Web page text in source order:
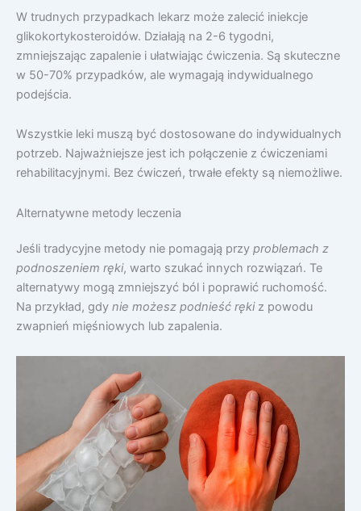
W trudnych przypadkach lekarz może zalecić iniekcje
glikokortykosteroidów. Działają na 2-6 tygodni,
zmniejszając zapalenie i ułatwiając ćwiczenia. Są skuteczne
w 50-70% przypadków, ale wymagają indywidualnego
podejścia.
Wszystkie leki muszą być dostosowane do indywidualnych
potrzeb. Najważniejsze jest ich połączenie z ćwiczeniami
rehabilitacyjnymi. Bez ćwiczeń, trwałe efekty są niemożliwe.
Alternatywne metody leczenia
Jeśli tradycyjne metody nie pomagają przy problemach z
podnoszeniem ręki, warto szukać innych rozwiązań. Te
alternatywy mogą zmniejszyć ból i poprawić ruchomość.
Na przykład, gdy nie możesz podnieść rękiz powodu
zwapnień mięśniowych lub zapalenia.